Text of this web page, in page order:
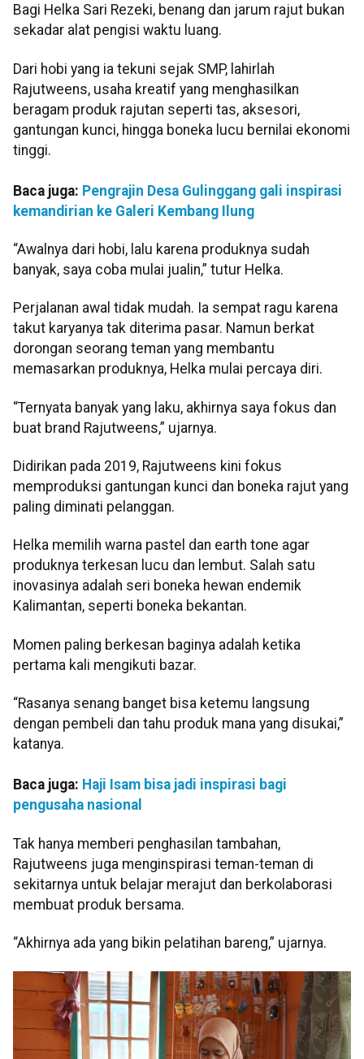
Bagi Helka Sari Rezeki, benang dan jarum rajut bukan
sekadar alat pengisi waktu luang.
Dari hobi yang ia tekuni sejak SMP, lahirlah
Rajutweens, usaha kreatif yang menghasilkan
beragam produk rajutan seperti tas, aksesori,
gantungan kunci, hingga boneka lucu bernilai ekonomi
tinggi.
Baca juga: Pengrajin Desa Gulinggang gali inspirasi
kemandirian ke Galeri Kembang Ilung
“Awalnya dari hobi, lalu karena produknya sudah
banyak, saya coba mulai jualin,” tutur Helka.
Perjalanan awal tidak mudah. Ia sempat ragu karena
takut karyanya tak diterima pasar. Namun berkat
dorongan seorang teman yang membantu
memasarkan produknya, Helka mulai percaya diri.
“Ternyata banyak yang laku, akhirnya saya fokus dan
buat brand Rajutweens,” ujarnya.
Didirikan pada 2019, Rajutweens kini fokus
memproduksi gantungan kunci dan boneka rajut yang
paling diminati pelanggan.
Helka memilih warna pastel dan earth tone agar
produknya terkesan lucu dan lembut. Salah satu
inovasinya adalah seri boneka hewan endemik
Kalimantan, seperti boneka bekantan.
Momen paling berkesan baginya adalah ketika
pertama kali mengikuti bazar.
“Rasanya senang banget bisa ketemu langsung
dengan pembeli dan tahu produk mana yang disukai,”
katanya.
Baca juga: Haji Isam bisa jadi inspirasi bagi
pengusaha nasional
Tak hanya memberi penghasilan tambahan,
Rajutweens juga menginspirasi teman-teman di
sekitarnya untuk belajar merajut dan berkolaborasi
membuat produk bersama.
“Akhirnya ada yang bikin pelatihan bareng,” ujarnya.